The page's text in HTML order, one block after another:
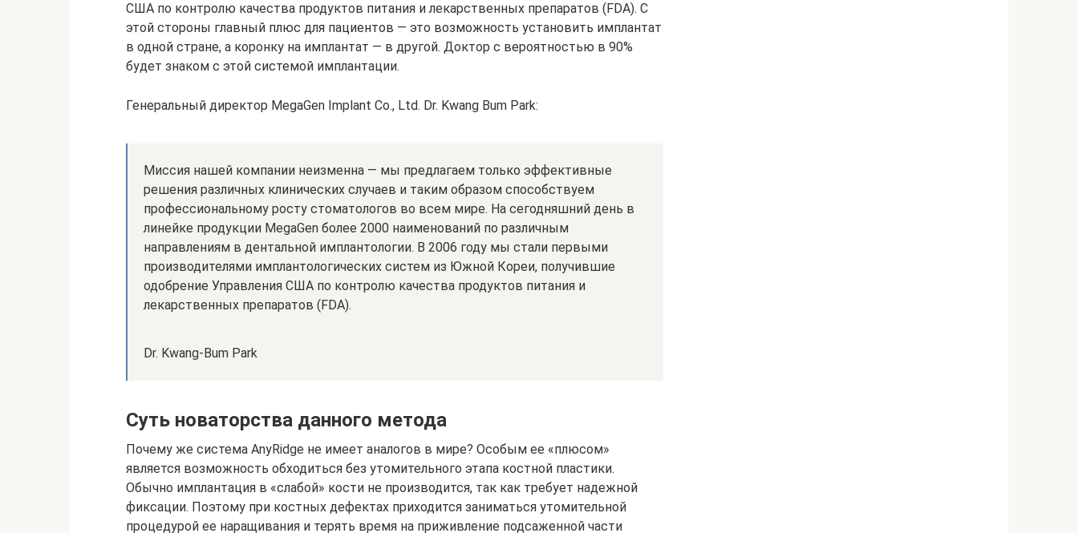
США по контролю качества продуктов питания и лекарственных препаратов (FDA). С
этой стороны главный плюс для пациентов — это возможность установить имплантат
в одной стране, а коронку на имплантат — в другой. Доктор с вероятностью в 90%
будет знаком с этой системой имплантации.
Генеральный директор MegaGen Implant Co., Ltd. Dr. Kwang Bum Park:
Миссия нашей компании неизменна — мы предлагаем только эффективные
решения различных клинических случаев и таким образом способствуем
профессиональному росту стоматологов во всем мире. На сегодняшний день в
линейке продукции MegaGen более 2000 наименований по различным
направлениям в дентальной имплантологии. В 2006 году мы стали первыми
производителями имплантологических систем из Южной Кореи, получившие
одобрение Управления США по контролю качества продуктов питания и
лекарственных препаратов (FDA).
Dr. Kwang-Bum Park
Суть новаторства данного метода
Почему же система AnyRidge не имеет аналогов в мире? Особым ее «плюсом»
является возможность обходиться без утомительного этапа костной пластики.
Обычно имплантация в «слабой» кости не производится, так как требует надежной
фиксации. Поэтому при костных дефектах приходится заниматься утомительной
процедурой ее наращивания и терять время на приживление подсаженной части